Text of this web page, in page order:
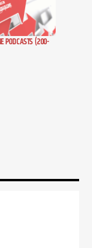
PODCASTS (200-